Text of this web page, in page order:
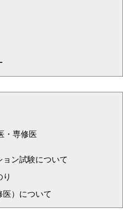
・専修医
ン試験について
）について